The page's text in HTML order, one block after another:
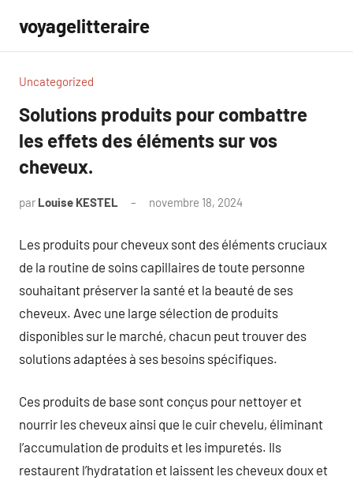
contenu
voyagelitteraire
Uncategorized
Solutions produits pour combattre
les effets des éléments sur vos
cheveux.
par Louise KESTEL novembre 18, 2024
Les produits pour cheveux sont des éléments cruciaux
de la routine de soins capillaires de toute personne
souhaitant préserver la santé et la beauté de ses
cheveux. Avec une large sélection de produits
disponibles sur le marché, chacun peut trouver des
solutions adaptées à ses besoins spécifiques.
Ces produits de base sont conçus pour nettoyer et
nourrir les cheveux ainsi que le cuir chevelu, éliminant
l’accumulation de produits et les impuretés. Ils
restaurent l’hydratation et laissent les cheveux doux et